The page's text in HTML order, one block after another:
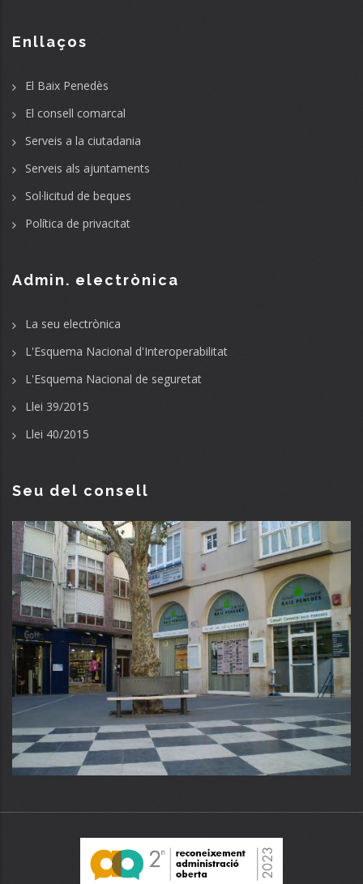
Enllaços
El Baix Penedès
El consell comarcal
Serveis a la ciutadania
Serveis als ajuntaments
Sol·licitud de beques
Política de privacitat
Admin. electrònica
La seu electrònica
L'Esquema Nacional d'Interoperabilitat
L'Esquema Nacional de seguretat
Llei 39/2015
Llei 40/2015
Seu del consell